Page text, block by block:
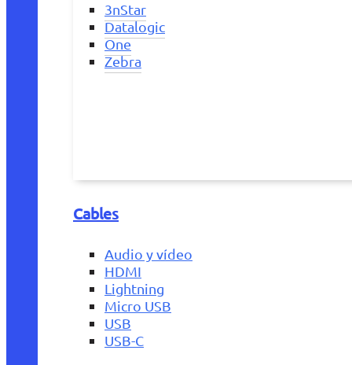
3nStar
Datalogic
One
Zebra
Cables
Audio y vídeo
HDMI
Lightning
Micro USB
USB
USB-C